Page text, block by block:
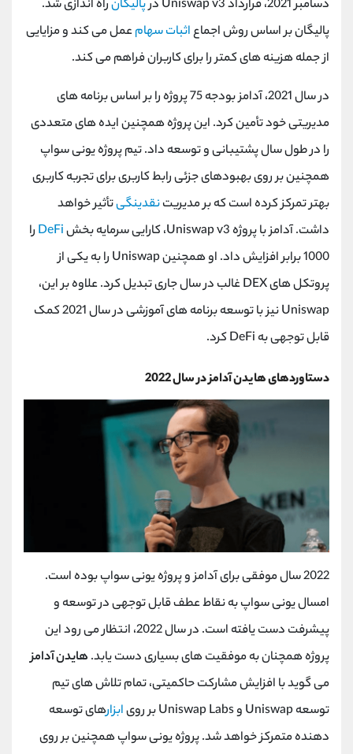
دسامبر 2021، قرارداد Uniswap v3 در پالیگانراه اندازی شد.
پالیگان بر اساس روش اجماعاثبات سهامعمل می کند و مزایایی
از جمله هزینه های کمتر را برای کاربران فراهم می کند.
در سال 2021، آدامز بودجه 75 پروژه را بر اساس برنامه های
مدیریتی خود تأمین کرد. این پروژه همچنین ایده های متعددی
را در طول سال پشتیبانی و توسعه داد. تیم پروژه یونی سواپ
همچنین بر روی بهبودهای جزئی رابط کاربری برای تجربه کاربری
بهتر تمرکز کرده است که بر مدیریتنقدینگیتأثیر خواهد
داشت. آدامز با پروژه Uniswap v3، کارایی سرمایه بخش
DeFi را
1000 برابر افزایش داد. او همچنین Uniswap را به یکی از
پروتکل های DEX غالب در سال جاری تبدیل کرد. علاوه بر این،
Uniswap نیز با توسعه برنامه های آموزشی در سال 2021 کمک
قابل توجهی به DeFi کرد.
دستاوردهای هایدن آدامز در سال 2022
2022 سال موفقی برای آدامز و پروژه یونی سواپ بوده است.
امسال یونی سواپ به نقاط عطف قابل توجهی در توسعه و
پیشرفت دست یافته است. در سال 2022، انتظار می رود این
پروژه همچنان به موفقیت های بسیاری دست یابد. هایدن آدامز
می گوید با افزایش مشارکت حاکمیتی، تمام تلاش های تیم
توسعه Uniswap و Uniswap Labs بر روی
ابزارهای توسعه
دهنده متمرکز خواهد شد. پروژه یونی سواپ همچنین بر روی